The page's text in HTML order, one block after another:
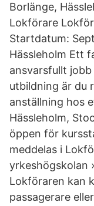
Borlänge,
Lokförare
Startdatum:
Hässleholm Ett
ansvarsfullt
utbildning är du
anställning hos
Hässleholm,
öppen för
meddelas i
yrkeshögskolan
Lokföraren kan
passagerare